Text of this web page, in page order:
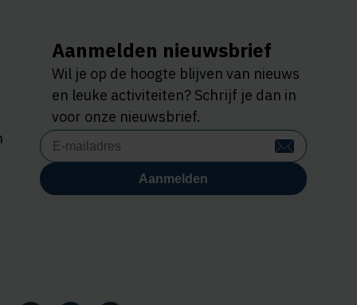
Aanmelden nieuwsbrief
Wil je op de hoogte blijven van nieuws
en leuke activiteiten? Schrijf je dan in
voor onze nieuwsbrief.